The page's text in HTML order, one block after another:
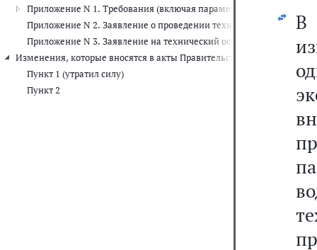
Приложение N 1. Требования (включая параметры),
Приложение N 2. Заявление о проведении технического
Приложение N 3. Заявление на технический осмотр самоходной
Изменения, которые вносятся в акты Правительства РФ
Пункт 1 (утратил силу)
Пункт 2
В